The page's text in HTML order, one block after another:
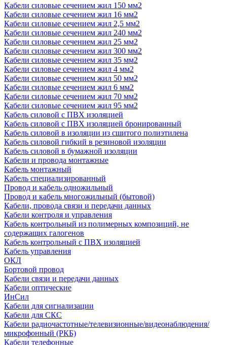
Кабели силовые сечением жил 150 мм2
Кабели силовые сечением жил 16 мм2
Кабели силовые сечением жил 2,5 мм2
Кабели силовые сечением жил 240 мм2
Кабели силовые сечением жил 25 мм2
Кабели силовые сечением жил 300 мм2
Кабели силовые сечением жил 35 мм2
Кабели силовые сечением жил 4 мм2
Кабели силовые сечением жил 50 мм2
Кабели силовые сечением жил 6 мм2
Кабели силовые сечением жил 70 мм2
Кабели силовые сечением жил 95 мм2
Кабель силовой с ПВХ изоляцией
Кабель силовой с ПВХ изоляцией бронированный
Кабель силовой в изоляции из сшитого полиэтилена
Кабель силовой гибкий в резиновой изоляции
Кабель силовой в бумажной изоляции
Кабели и провода монтажные
Кабель монтажный
Кабель специализированный
Провод и кабель одножильный
Провод и кабель многожильный (бытовой)
Кабели, провода связи и передачи данных
Кабели контроля и управления
Кабель контрольный из полимерных композиций, не
содержащих галогенов
Кабель контрольный с ПВХ изоляцией
Кабель управления
ОКЛ
Бортовой провод
Кабели связи и передачи данных
Кабели оптические
ИнСил
Кабели для сигнализации
Кабели для СКС
Кабели радиочастотные/телевизионные/видеонаблюдения/
микрофонный (РКБ)
Кабели телефонные